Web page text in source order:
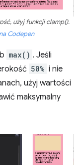
użyj funkcji clamp().
Codepen
max() . Jeśli
50% i nie
użyj wartości
maksymalny